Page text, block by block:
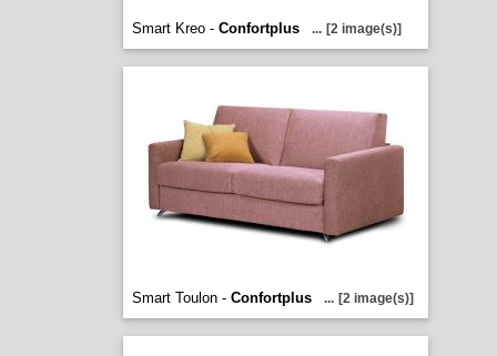
Smart Kreo - Confortplus ... [2 image(s)]
Smart Toulon - Confortplus ... [2 image(s)]